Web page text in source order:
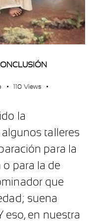
110 Views
la
talleres
para la
para la de
que
suena
eso, en nuestra